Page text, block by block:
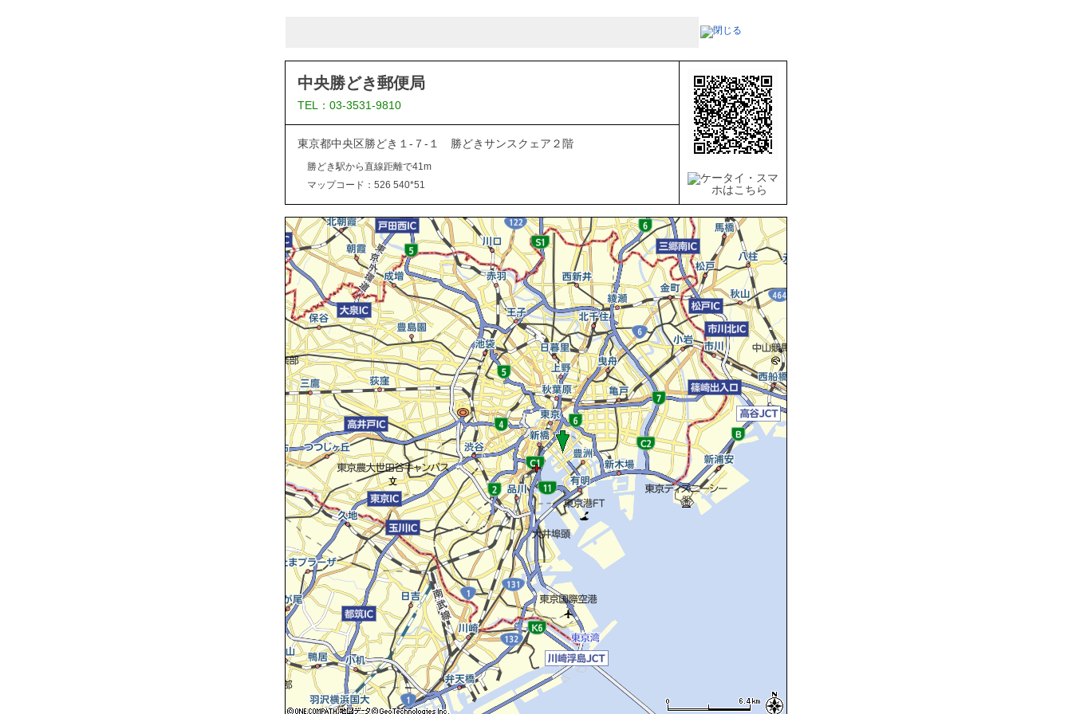
中央勝どき郵便局
TEL：03-3531-9810
東京都中央区勝どき１-７-１ 勝どきサンスクェア２階
勝どき駅から直線距離で41m
マップコード：526 540*51